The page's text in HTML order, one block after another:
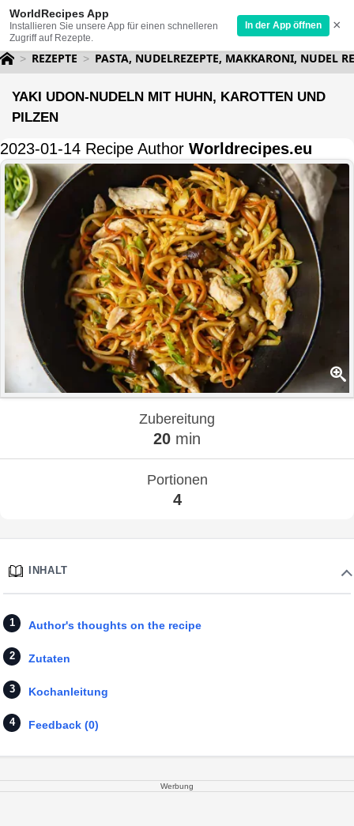
WorldRecipes App
Installieren Sie unsere App für einen schnelleren
Zugriff auf Rezepte.
In der App öffnen ×
REZEPTE PASTA, NUDELREZEPTE, MAKKARONI, NUDEL
YAKI UDON-NUDELN MIT HUHN, KAROTTEN UND
PILZEN
2023-01-14 Recipe Author Worldrecipes.eu
Zubereitung
20 min
Portionen
4
INHALT
Author's thoughts on the recipe
Zutaten
Kochanleitung
Feedback (0)
Werbung